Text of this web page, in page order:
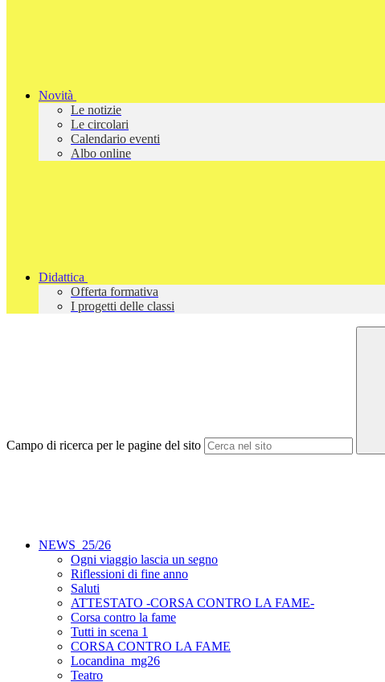
Novità
Le notizie
Le circolari
Calendario eventi
Albo online
Didattica
Offerta formativa
I progetti delle classi
Campo di ricerca per le pagine del sito
NEWS_25/26
Ogni viaggio lascia un segno
Riflessioni di fine anno
Saluti
ATTESTATO -CORSA CONTRO LA FAME-
Corsa contro la fame
Tutti in scena 1
CORSA CONTRO LA FAME
Locandina_mg26
Teatro